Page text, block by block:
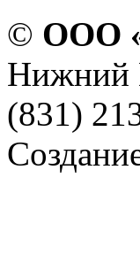
© ООО
Нижний
(831)